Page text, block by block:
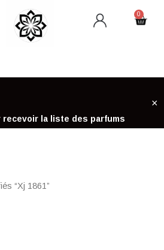
0
Cart
recevoir la liste des parfums
×
“Xj 1861”